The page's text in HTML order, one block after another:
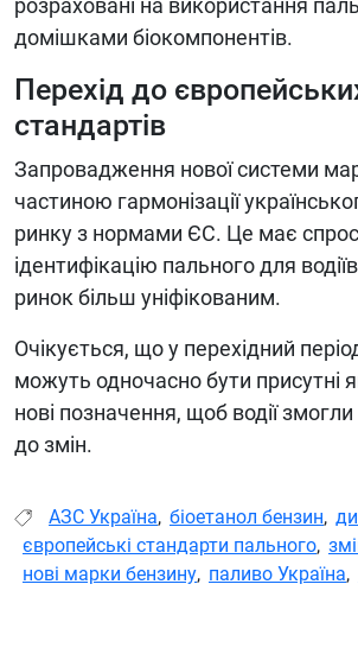
розраховані на використання
домішками біокомпонентів.
Перехід до
стандартів
Запровадження нової системи
частиною гармонізації
ринку з нормами ЄС. Це має
ідентифікацію пального для
ринок більш уніфікованим.
Очікується, що у перехідний
можуть одночасно бути присутні
нові позначення, щоб водії
до змін.
АЗС Україна, біоетанол бензин,
європейські стандарти пального,
нові марки бензину, паливо Україна,